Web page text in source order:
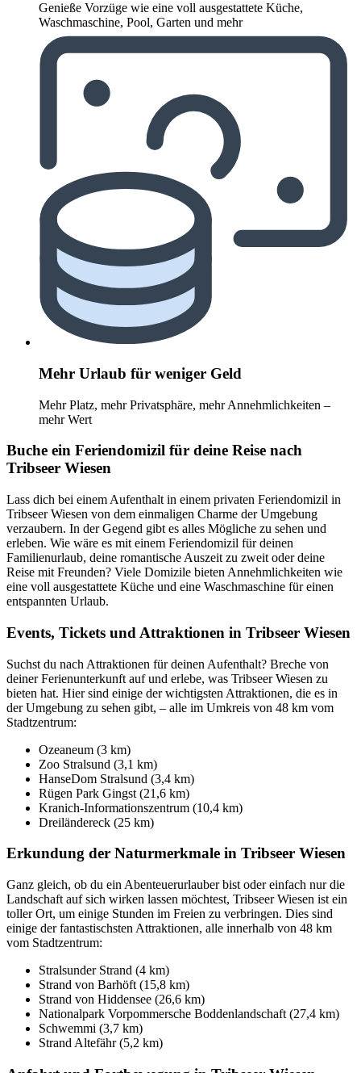
Genieße Vorzüge wie eine voll ausgestattete Küche,
Waschmaschine, Pool, Garten und mehr
Mehr Urlaub für weniger Geld
Mehr Platz, mehr Privatsphäre, mehr Annehmlichkeiten –
mehr Wert
Buche ein Feriendomizil für deine Reise nach
Tribseer Wiesen
Lass dich bei einem Aufenthalt in einem privaten Feriendomizil in
Tribseer Wiesen von dem einmaligen Charme der Umgebung
verzaubern. In der Gegend gibt es alles Mögliche zu sehen und
erleben. Wie wäre es mit einem Feriendomizil für deinen
Familienurlaub, deine romantische Auszeit zu zweit oder deine
Reise mit Freunden? Viele Domizile bieten Annehmlichkeiten wie
eine voll ausgestattete Küche und eine Waschmaschine für einen
entspannten Urlaub.
Events, Tickets und Attraktionen in Tribseer Wiesen
Suchst du nach Attraktionen für deinen Aufenthalt? Breche von
deiner Ferienunterkunft auf und erlebe, was Tribseer Wiesen zu
bieten hat. Hier sind einige der wichtigsten Attraktionen, die es in
der Umgebung zu sehen gibt, – alle im Umkreis von 48 km vom
Stadtzentrum:
Ozeaneum (3 km)
Zoo Stralsund (3,1 km)
HanseDom Stralsund (3,4 km)
Rügen Park Gingst (21,6 km)
Kranich-Informationszentrum (10,4 km)
Dreiländereck (25 km)
Erkundung der Naturmerkmale in Tribseer Wiesen
Ganz gleich, ob du ein Abenteuerurlauber bist oder einfach nur die
Landschaft auf sich wirken lassen möchtest, Tribseer Wiesen ist ein
toller Ort, um einige Stunden im Freien zu verbringen. Dies sind
einige der fantastischsten Attraktionen, alle innerhalb von 48 km
vom Stadtzentrum:
Stralsunder Strand (4 km)
Strand von Barhöft (15,8 km)
Strand von Hiddensee (26,6 km)
Nationalpark Vorpommersche Boddenlandschaft (27,4 km)
Schwemmi (3,7 km)
Strand Altefähr (5,2 km)